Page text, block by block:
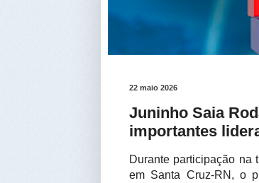
22 maio 2026
Juninho Saia
importantes
Durante participação na
em Santa Cruz-RN, o